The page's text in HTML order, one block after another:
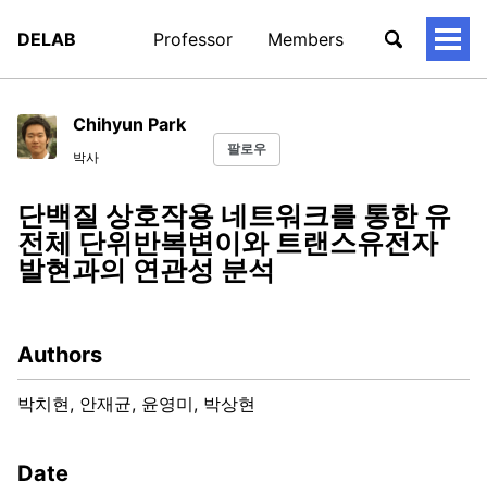
DELAB Professor Members
토
Chihyun Park
박사
팔로우
단백질 상호작용 네트워크를 통한 유
전체 단위반복변이와 트랜스유전자
발현과의 연관성 분석
Authors
박치현, 안재균, 윤영미, 박상현
Date